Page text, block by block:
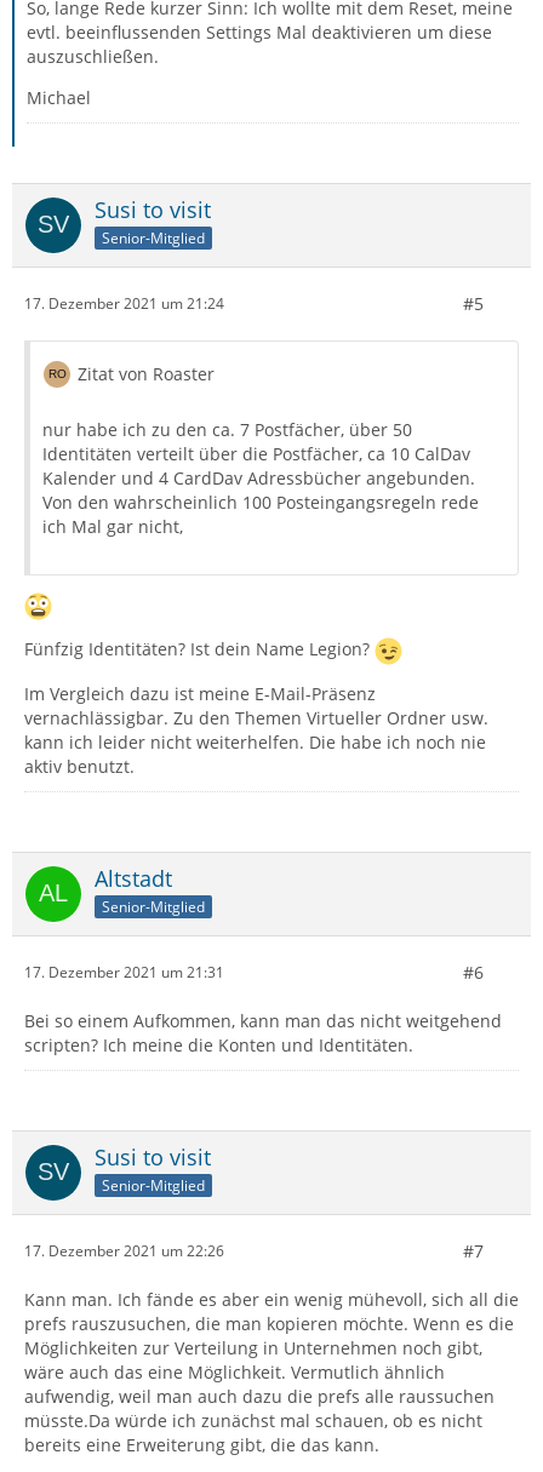
So, lange Rede kurzer Sinn: Ich wollte mit dem Reset, meine
evtl. beeinflussenden Settings Mal deaktivieren um diese
auszuschließen.
Michael
Susi to visit
Senior-Mitglied
17. Dezember 2021 um 21:24 #5
Zitat von Roaster
nur habe ich zu den ca. 7 Postfächer, über 50
Identitäten verteilt über die Postfächer, ca 10 CalDav
Kalender und 4 CardDav Adressbücher angebunden.
Von den wahrscheinlich 100 Posteingangsregeln rede
ich Mal gar nicht,
Fünfzig Identitäten? Ist dein Name Legion?
Im Vergleich dazu ist meine E-Mail-Präsenz
vernachlässigbar. Zu den Themen Virtueller Ordner usw.
kann ich leider nicht weiterhelfen. Die habe ich noch nie
aktiv benutzt.
Altstadt
Senior-Mitglied
17. Dezember 2021 um 21:31 #6
Bei so einem Aufkommen, kann man das nicht weitgehend
scripten? Ich meine die Konten und Identitäten.
Susi to visit
Senior-Mitglied
17. Dezember 2021 um 22:26 #7
Kann man. Ich fände es aber ein wenig mühevoll, sich all die
prefs rauszusuchen, die man kopieren möchte. Wenn es die
Möglichkeiten zur Verteilung in Unternehmen noch gibt,
wäre auch das eine Möglichkeit. Vermutlich ähnlich
aufwendig, weil man auch dazu die prefs alle raussuchen
müsste.Da würde ich zunächst mal schauen, ob es nicht
bereits eine Erweiterung gibt, die das kann.